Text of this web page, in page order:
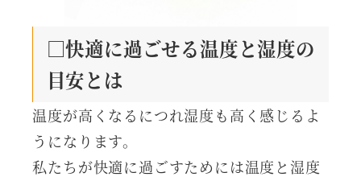
□快適に過ごせる温度と湿度の
目安とは
温度が高くなるにつれ湿度も高く感じるよ
うになります。
私たちが快適に過ごすためには温度と湿度